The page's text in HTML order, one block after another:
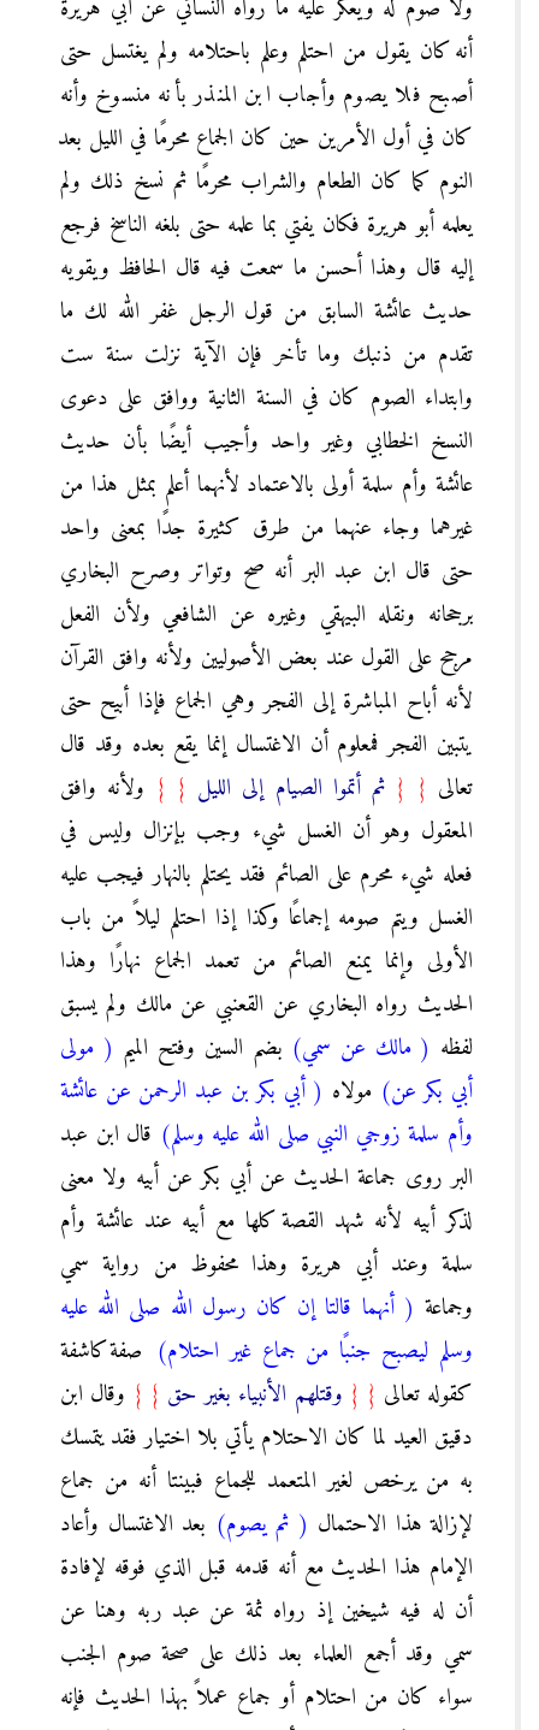
ولا صوم له ويعكر عليه ما رواه النسائي عن أبي هريرة
أنه كان يقول من احتلم وعلم باحتلامه ولم يغتسل حتى
أصبح فلا يصوم وأجاب ابن المنذر بأنه منسوخ وأنه
كان في أول الأمرين حين كان الجماع محرمًا في الليل بعد
النوم كما كان الطعام والشراب محرمًا ثم نسخ ذلك ولم
يعلمه أبو هريرة فكان يفتي بما علمه حتى بلغه الناسخ فرجع
إليه قال وهذا أحسن ما سمعت فيه قال الحافظ ويقويه
حديث عائشة السابق من قول الرجل غفر الله لك ما
تقدم من ذنبك وما تأخر فإن الآية نزلت سنة ست
وابتداء الصوم كان في السنة الثانية ووافق على دعوى
النسخ الخطابي وغير واحد وأجيب أيضًا بأن حديث
عائشة وأم سلمة أولى بالاعتماد لأنهما أعلم بمثل هذا من
غيرهما وجاء عنهما من طرق كثيرة جدًا بمعنى واحد
حتى قال ابن عبد البر أنه صح وتواتر وصرح البخاري
برجحانه ونقله البيهقي وغيره عن الشافعي ولأن الفعل
مرجح على القول عند بعض الأصوليين ولأنه وافق القرآن
لأنه أباح المباشرة إلى الفجر وهي الجماع فإذا أبيح حتى
يتبين الفجر فمعلوم أن الاغتسال إنما يقع بعده وقد قال
تعالى {
{ ثم أتموا الصيام إلى الليل }
} ولأنه وافق
المعقول وهو أن الغسل شيء وجب بإنزال وليس في
فعله شيء محرم على الصائم فقد يحتلم بالنهار فيجب عليه
الغسل ويتم صومه إجماعًا وكذا إذا احتلم ليلاً من باب
الأولى وإنما يمنع الصائم من تعمد الجماع نهارًا وهذا
الحديث رواه البخاري عن القعنبي عن مالك ولم يسبق
لفظه ( مالك عن سمي) بضم السين وفتح الميم ( مولى
أبي بكر عن) مولاه ( أبي بكر بن عبد الرحمن عن عائشة
وأم سلمة زوجي النبي صلى الله عليه وسلم) قال ابن عبد
البر روى جماعة الحديث عن أبي بكر عن أبيه ولا معنى
لذكر أبيه لأنه شهد القصة كلها مع أبيه عند عائشة وأم
سلمة وعند أبي هريرة وهذا محفوظ من رواية سمي
وجماعة ( أنهما قالتا إن كان رسول الله صلى الله عليه
وسلم ليصبح جنبًا من جماع غير احتلام) صفة كاشفة
كقوله تعالى {
{ وقتلهم الأنبياء بغير حق }
} وقال ابن
دقيق العيد لما كان الاحتلام يأتي بلا اختيار فقد يتمسك
به من يرخص لغير المتعمد للجماع فبينتا أنه من جماع
لإزالة هذا الاحتمال ( ثم يصوم) بعد الاغتسال وأعاد
الإمام هذا الحديث مع أنه قدمه قبل الذي فوقه لإفادة
أن له فيه شيخين إذ رواه ثمة عن عبد ربه وهنا عن
سمي وقد أجمع العلماء بعد ذلك على صحة صوم الجنب
سواء كان من احتلام أو جماع عملاً بهذا الحديث فإنه